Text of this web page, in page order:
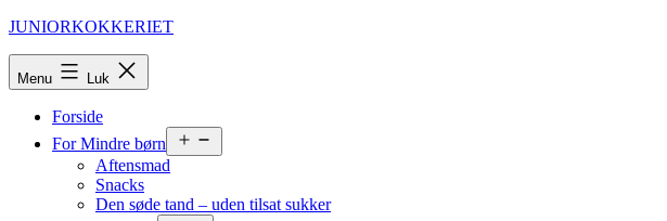
Fortsæt
JUNIORKOKKERIET
Menu Luk
Forside
For Mindre børn
menu
Aftensmad
Snacks
Den søde tand – uden tilsat sukker